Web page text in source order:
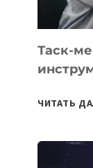
Таск-
ЧИТАТЬ